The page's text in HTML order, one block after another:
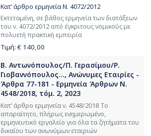
Κατ’ άρθρο ερμηνεία Ν. 4072/2012
Εκτεταμένη, σε βάθος ερμηνεία των διατάξεων
του ν. 4072/2012 από έγκριτους νομικούς με
πολυετή πρακτική εμπειρία
Τιμή: € 140,00
Β. Αντωνόπουλος/Π. Γερασίμου/Ρ.
Γιοβαννόπουλος..., Ανώνυμες Εταιρίες -
Άρθρα 77-181 - Ερμηνεία Άρθρων Ν.
4548/2018, τόμ. 2, 2023
Κατ’ άρθρο ερμηνεία ν. 4548/2018 Το
απαραίτητο, πλήρως ενημερωμένο,
ερμηνευτικό εργαλείο για όλα τα ζητήματα του
δικαίου των ανωνύμων εταιριών